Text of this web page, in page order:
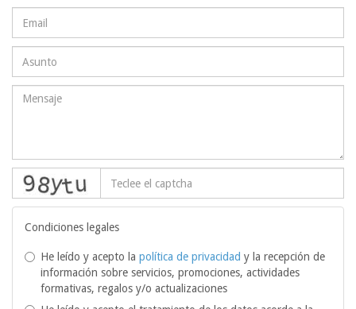
Condiciones legales
He leído y acepto la política de privacidad y la recepción de
información sobre servicios, promociones, actividades
formativas, regalos y/o actualizaciones